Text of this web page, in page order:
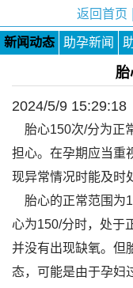
返回首页
新闻动态 助孕新闻
胎
2024/5/9
胎心150次/分为正
担心。在孕期应当重
现异常情况时能及时
胎心的正常范围为
心为150/分时，处于
并没有出现缺氧。但
态，可能是由于孕妇